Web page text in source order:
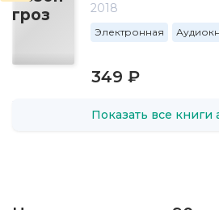
2018
Электронная
349 ₽
Показать все книги